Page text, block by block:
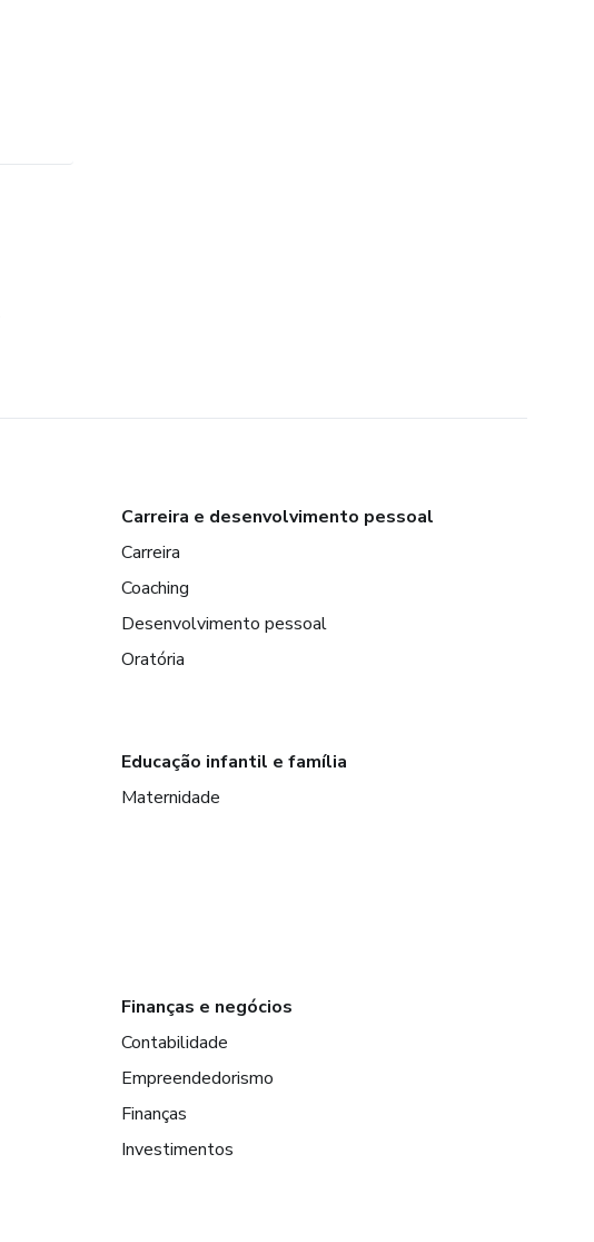
Carreira e desenvolvimento pessoal
Carreira
Coaching
Desenvolvimento pessoal
Oratória
Educação infantil e família
Maternidade
Finanças e negócios
Contabilidade
Empreendedorismo
Finanças
Investimentos